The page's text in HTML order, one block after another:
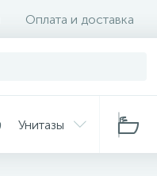
Оплата и доставка
Унитазы